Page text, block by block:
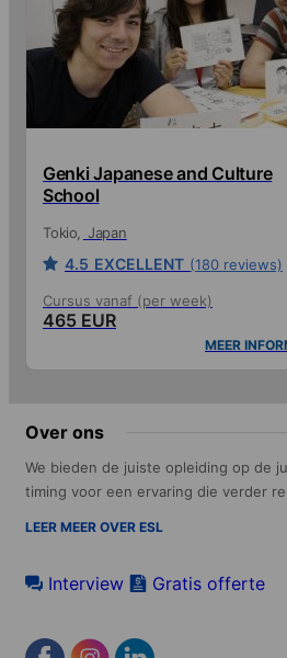
Genki Japanese and Culture
School
Tokio Japan
4.5 EXCELLENT (180 reviews)
Cursus vanaf (per week)
465 EUR
MEER
Over ons
We bieden de juiste opleiding op de
timing voor een ervaring die verder
LEER MEER OVER ESL
Interview Gratis offerte